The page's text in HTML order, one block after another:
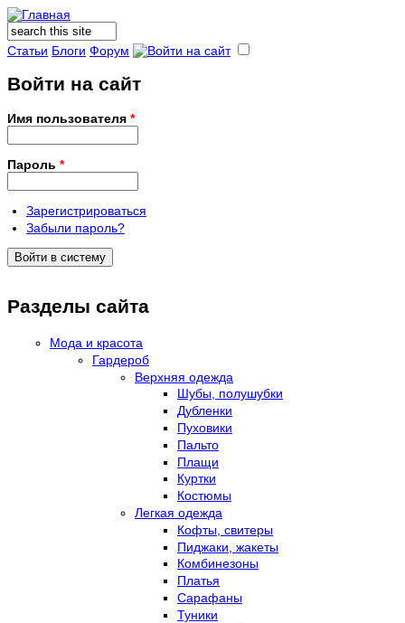
Форма поиска
Поиск
Статьи Блоги Форум
Войти на сайт
Имя пользователя *
Пароль *
Зарегистрироваться
Забыли пароль?
Разделы сайта
Мода и красота
Гардероб
Верхняя одежда
Шубы, полушубки
Дубленки
Пуховики
Пальто
Плащи
Куртки
Костюмы
Легкая одежда
Кофты, свитеры
Пиджаки, жакеты
Комбинезоны
Платья
Сарафаны
Туники